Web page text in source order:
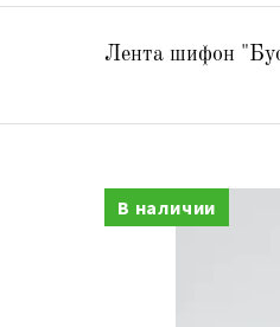
Лента шифон
В наличии